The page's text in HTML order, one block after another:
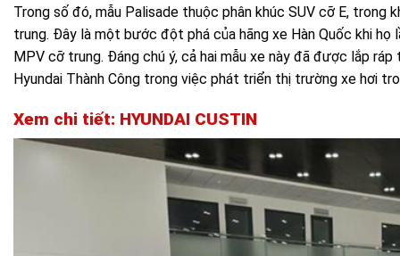
Trong số đó, mẫu Palisade thuộc phân khúc SUV cỡ E, trong
trung. Đây là một bước đột phá của hãng xe Hàn Quốc khi họ
MPV cỡ trung. Đáng chú ý, cả hai mẫu xe này đã được lắp
Hyundai Thành Công trong việc phát triển thị trường xe hơi
Xem chi tiết: HYUNDAI CUSTIN